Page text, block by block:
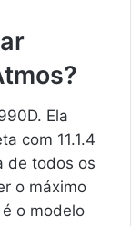
Ela
com 11.1.4
de todos os
o máximo
o modelo